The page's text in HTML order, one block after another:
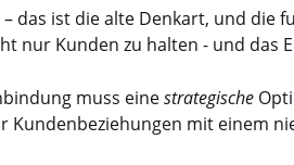
das ist die alte Denkart, und die
nur Kunden zu halten - und das
muss einestrategische
Kundenbeziehungen mit einem